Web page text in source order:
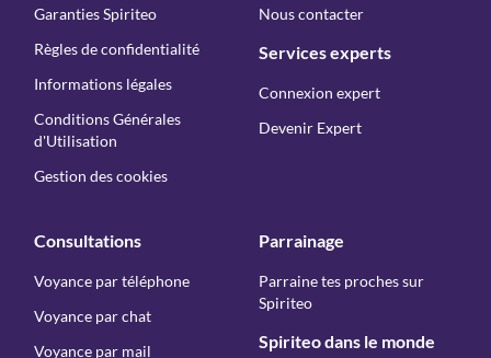
Garanties Spiriteo
Règles de confidentialité
Informations légales
Conditions Générales
d'Utilisation
Gestion des cookies
Nous contacter
Services experts
Connexion expert
Devenir Expert
Consultations
Voyance par téléphone
Voyance par chat
Voyance par mail
Parrainage
Parraine tes proches sur
Spiriteo
Spiriteo dans le monde